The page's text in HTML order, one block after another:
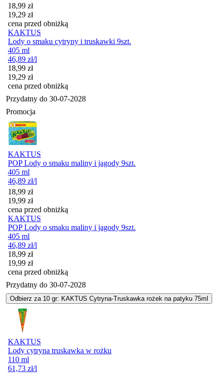
Cena promocyjna
18,99 zł
19,29 zł
cena przed obniżką
KAKTUS
Lody o smaku cytryny i truskawki 9szt.
405 ml
46,89 zł/l
Cena promocyjna
18,99 zł
19,29 zł
cena przed obniżką
Przydatny do 30-07-2028
Promocja
KAKTUS
POP Lody o smaku maliny i jagody 9szt.
405 ml
46,89 zł/l
Cena promocyjna
18,99 zł
19,99 zł
cena przed obniżką
KAKTUS
POP Lody o smaku maliny i jagody 9szt.
405 ml
46,89 zł/l
Cena promocyjna
18,99 zł
19,99 zł
cena przed obniżką
Przydatny do 30-07-2028
Odbierz za 10 gr: KAKTUS Cytryna-Truskawka rożek na patyku 75ml
KAKTUS
Lody cytryna truskawka w rożku
110 ml
61,73 zł/l